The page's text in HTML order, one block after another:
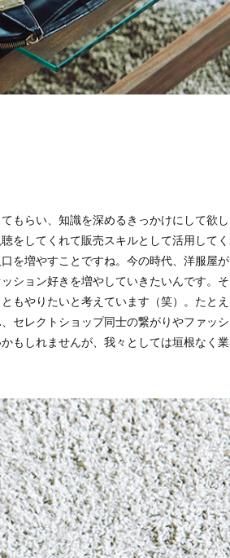
もらい、知識を深めるきっかけにして欲
をしてくれて販売スキルとして活用して
を増やすことですね。今の時代、洋服屋
ション好きを増やしていきたいんです。
もやりたいと考えています（笑）。たと
セレクトショップ同士の繋がりやファッ
もしれませんが、我々としては垣根なく